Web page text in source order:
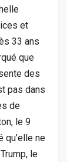
et
33 ans
que
des
pas dans
de
le 9
qu’elle ne
le